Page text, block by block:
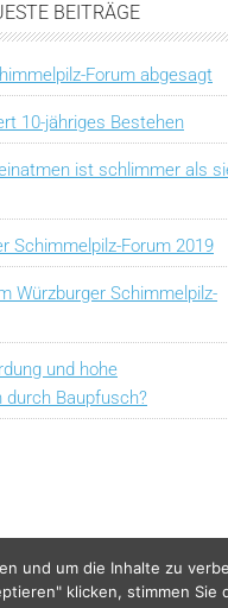
BEITRÄGE
Forum abgesagt
10-jähriges Bestehen
ist schlimmer als
Schimmelpilz-Forum 2019
Würzburger Schimmelpilz-
und hohe
Baupfusch?
und um die Inhalte zu
klicken, stimmen Sie